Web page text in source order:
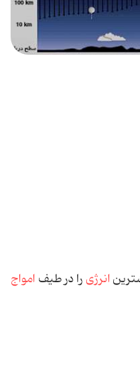
انرژیرا در طیف امواج